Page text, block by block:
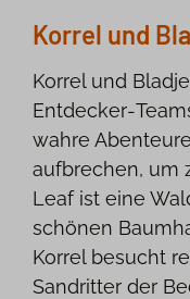
Korrel und
Korrel und
wahre
aufbrechen, um
Leaf ist eine
schönen
Korrel besucht
Sandritter der